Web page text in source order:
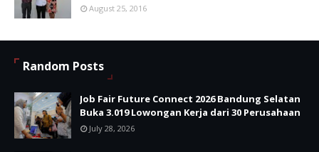
August 25, 2016
Random Posts
Job Fair Future Connect 2026 Bandung Selatan
Buka 3.019 Lowongan Kerja dari 30 Perusahaan
July 28, 2026